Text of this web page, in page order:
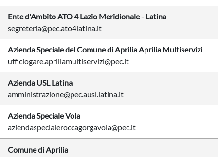
Ente d'Ambito ATO 4 Lazio Meridionale - Latina
segreteria@pec.ato4latina.it
Azienda Speciale del Comune di Aprilia Aprilia Multiservizi
ufficiogare.apriliamultiservizi@pec.it
Azienda USL Latina
amministrazione@pec.ausl.latina.it
Azienda Speciale Vola
aziendaspecialeroccagorgavola@pec.it
Comune di Aprilia